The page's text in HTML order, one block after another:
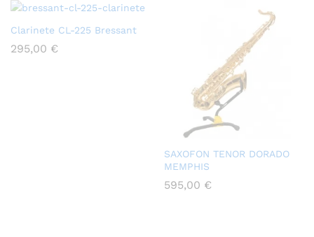
Clarinete CL-225 Bressant
295,00 €
SAXOFON TENOR DORADO
MEMPHIS
595,00 €